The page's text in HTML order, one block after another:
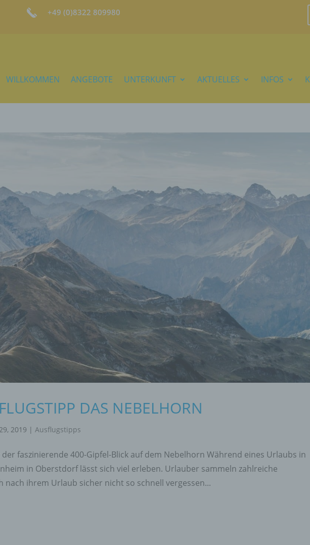
+49 (0)8322 809980
WILLKOMMEN ANGEBOTE UNTERKUNFT AKTUELLES INFOS
DAS NEBELHORN
2019 | Ausflugstipps
faszinierende 400-Gipfel-Blick auf dem Nebelhorn Während eines Urlaubs in
in Oberstdorf lässt sich viel erleben. Urlauber sammeln zahlreiche
nach ihrem Urlaub sicher nicht so schnell vergessen...